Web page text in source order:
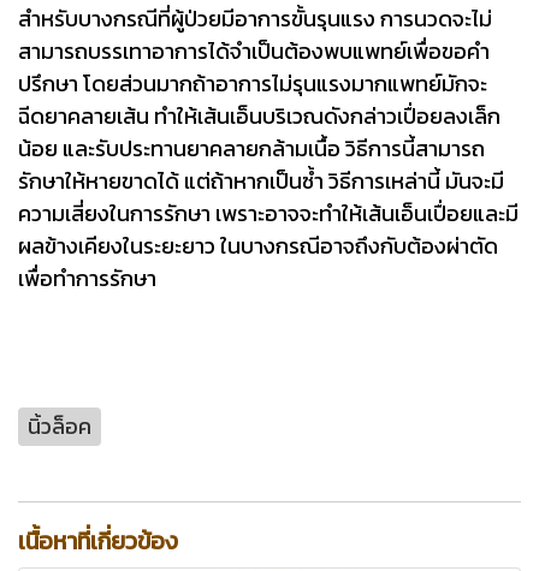
สำหรับบางกรณีที่ผู้ป่วยมีอาการขั้นรุนแรง การนวดจะไม่
สามารถบรรเทาอาการได้จำเป็นต้องพบแพทย์เพื่อขอคำ
ปรึกษา โดยส่วนมากถ้าอาการไม่รุนแรงมากแพทย์มักจะ
ฉีดยาคลายเส้น ทำให้เส้นเอ็นบริเวณดังกล่าวเปื่อยลงเล็ก
น้อย และรับประทานยาคลายกล้ามเนื้อ วิธีการนี้สามารถ
รักษาให้หายขาดได้ แต่ถ้าหากเป็นซ้ำ วิธีการเหล่านี้ มันจะมี
ความเสี่ยงในการรักษา เพราะอาจจะทำให้เส้นเอ็นเปื่อยและมี
ผลข้างเคียงในระยะยาว ในบางกรณีอาจถึงกับต้องผ่าตัด
เพื่อทำการรักษา
นิ้วล็อค
เนื้อหาที่เกี่ยวข้อง